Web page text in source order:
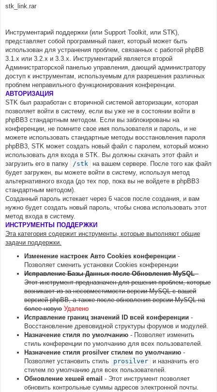
stk_link.rar
Инструментарий поддержки (или Support Toolkit, или STK),
представляет собой программный пакет, который может быть
использован для устранения проблем, связанных с работой phpBB
3.1.x или 3.2.x и 3.3.х. Инструментарий является второй
Администраторской панелью управления, дающий администратору
доступ к инструментам, используемым для разрешения различных
проблем неправильного функционирования конференции.
АВТОРИЗАЦИЯ
STK был разработан с вторичной системой авторизации, которая
позволяет войти в систему, если вы уже не в состоянии войти в
phpBB3 стандартным методом. Если вы заблокированы на
конференции, не помните свое имя пользователя и пароль, и не
можете использовать стандартные методы восстановления пароля
phpBB3, STK может создать новый файл с паролем, который можно
использовать для входа в STK. Вы должны скачать этот файл и
загрузить его в папку
/stk
на вашем сервере. После того как файл
будет загружен, вы можете войти в систему, используя метод
альтернативного входа (до тех пор, пока вы не войдете в phpBB3
стандартным методом).
Созданный пароль истекает через 6 часов после создания, и вам
нужно будет создать новый пароль, чтобы снова использовать этот
метод входа в систему.
ИНСТРУМЕНТЫ ПОДДЕРЖКИ
Эта категория содержит инструменты, которые выполняют общие
задачи поддержки.
Изменение настроек Авто Cookies конференции -
Позволяет сменить установки Cookies конференции
Исправление Базы Данных после Обновления MySQL-
Этот инструмент предназначен для решения проблем, которые
возникают из-за несовместимости версии MySQL с вашей
версией phpBB, а также после обновления версии MySQL на
более новую Удалено
Исправление границ значений ID всей конференции -
Восстановление древовидной структуры форумов и модулей.
Назначение стиля по умолчанию - Позволяет изменить
стиль конференции по умолчанию для всех пользователей.
Назначение стиля prosilver стилем по умолчанию -
Позволяет установить стиль
prosilver
и назначить его
стилем по умолчанию для всех пользователей.
Обновление хешей email - Этот инструмент позволяет
обновить контрольные суммы адресов электронной почты.